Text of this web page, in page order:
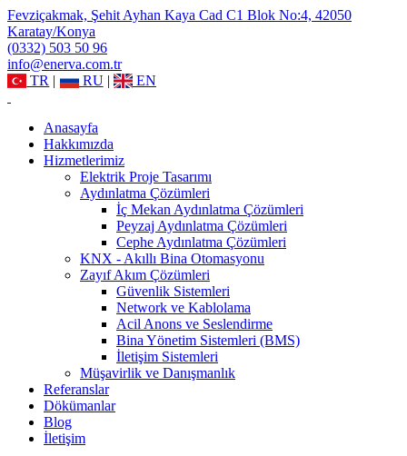
Fevziçakmak, Şehit Ayhan Kaya Cad C1 Blok No:4, 42050
Karatay/Konya
(0332) 503 50 96
info@enerva.com.tr
TR | RU | EN
Anasayfa
Hakkımızda
Hizmetlerimiz
Elektrik Proje Tasarımı
Aydınlatma Çözümleri
İç Mekan Aydınlatma Çözümleri
Peyzaj Aydınlatma Çözümleri
Cephe Aydınlatma Çözümleri
KNX - Akıllı Bina Otomasyonu
Zayıf Akım Çözümleri
Güvenlik Sistemleri
Network ve Kablolama
Acil Anons ve Seslendirme
Bina Yönetim Sistemleri (BMS)
İletişim Sistemleri
Müşavirlik ve Danışmanlık
Referanslar
Dökümanlar
Blog
İletişim